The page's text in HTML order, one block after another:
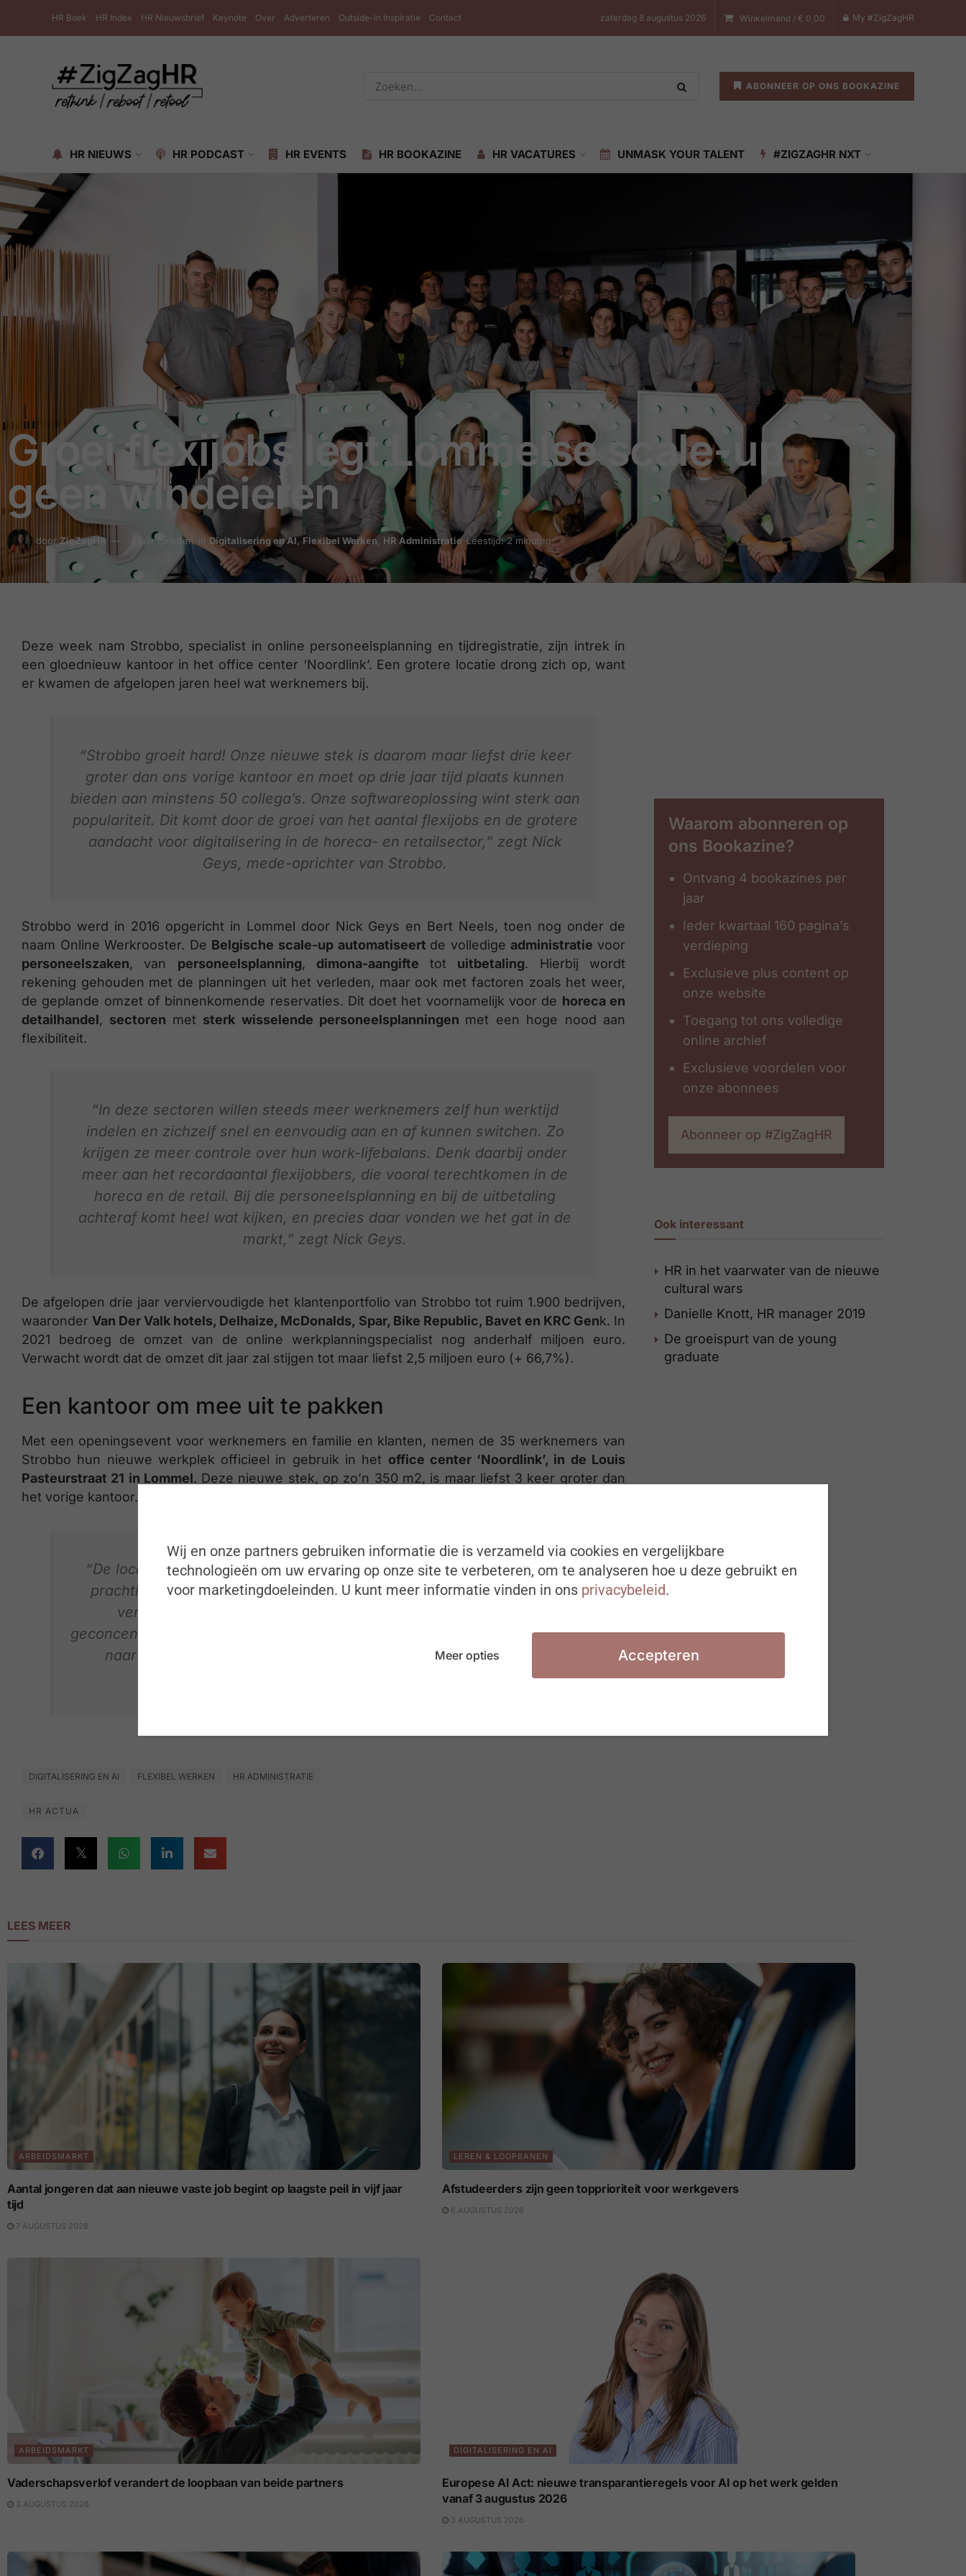
HR Boek HR Index HR Nieuwsbrief Keynote Over Adverteren Outside-in Inspiratie Contact zaterdag 8 augustus 2026 Winkelmand / € 0,00 My #ZigZagHR
ABONNEER OP ONS BOOKAZINE
HR NIEUWS HR PODCAST HR EVENTS HR BOOKAZINE HR VACATURES UNMASK YOUR TALENT #ZIGZAGHR NXT
Groei flexijobs legt Lommelse scale-up
geen windeieren
doorZigZagHR 4 jaar geleden in Digitalisering en AI, Flexibel Werken HR Administratie Leestijd: 2 minuten
Deze week nam Strobbo, specialist in online personeelsplanning en tijdregistratie, zijn intrek in
een gloednieuw kantoor in het office center ‘Noordlink’. Een grotere locatie drong zich op, want
er kwamen de afgelopen jaren heel wat werknemers bij.
“Strobbo groeit hard! Onze nieuwe stek is daarom maar liefst drie keer
groter dan ons vorige kantoor en moet op drie jaar tijd plaats kunnen
bieden aan minstens 50 collega’s. Onze softwareoplossing wint sterk aan
populariteit. Dit komt door de groei van het aantal flexijobs en de grotere
aandacht voor digitalisering in de horeca- en retailsector,” zegt Nick
Geys, mede-oprichter van Strobbo.
Strobbo werd in 2016 opgericht in Lommel door Nick Geys en Bert Neels, toen nog onder de
naam Online Werkrooster. De Belgische scale-up automatiseert de volledigeadministratievoor
personeelszaken, van personeelsplanning, dimona-aangifte tot uitbetaling. Hierbij wordt
rekening gehouden met de planningen uit het verleden, maar ook met factoren zoals het weer,
de geplande omzet of binnenkomende reservaties. Dit doet het voornamelijk voor de horeca en
detailhandel, sectoren met sterk wisselende personeelsplanningen met een hoge nood aan
flexibiliteit.
“In deze sectoren willen steeds meer werknemers zelf hun werktijd
indelen en zichzelf snel en eenvoudig aan en af kunnen switchen. Zo
krijgen ze meer controle over hun work-lifebalans. Denk daarbij onder
meer aan het recordaantal flexijobbers, die vooral terechtkomen in de
horeca en de retail. Bij die personeelsplanning en bij de uitbetaling
achteraf komt heel wat kijken, en precies daar vonden we het gat in de
markt,” zegt Nick Geys.
De afgelopen drie jaar verviervoudigde het klantenportfolio van Strobbo tot ruim 1.900 bedrijven,
waaronderVan Der Valk hotels, Delhaize, McDonalds, Spar, Bike Republic, Bavet en KRC Genk. In
2021 bedroeg de omzet van de online werkplanningspecialist nog anderhalf miljoen euro.
Verwacht wordt dat de omzet dit jaar zal stijgen tot maar liefst 2,5 miljoen euro (+ 66,7%).
Een kantoor om mee uit te pakken
Met een openingsevent voor werknemers en familie en klanten, nemen de 35 werknemers van
Strobbo hun nieuwe werkplek officieel in gebruik in het office center ‘Noordlink’, in de Louis
Pasteurstraat 21 in Lommel. Deze nieuwe stek, op zo’n 350 m2, is maar liefst 3 keer groter dan
het vorige kantoor. Op 3 jaar tijd moet deze locatie plaats bieden aan minstens 50 werknemers.
“De locatie baadt in een huiselijke sfeer, met veel natuurlijk licht, een
prachtig uitzicht, planten, gezellige koffiehoekjes, een game corner,
vergaderruimtes, … en plaatsen waar je apart kan zitten om
geconcentreerd te werken. We kunnen er echt mee uitpakken, niet alleen
naar onze huidige werknemers en klanten, maar ook naar onze
DIGITALISERING EN AI FLEXIBEL WERKEN HR ADMINISTRATIE
HR ACTUA
Waarom abonneren op
ons Bookazine?
Ontvang 4 bookazines per
jaar
Ieder kwartaal 160 pagina’s
verdieping
Exclusieve plus content op
onze website
Toegang tot ons volledige
online archief
Exclusieve voordelen voor
onze abonnees
Abonneer op #ZigZagHR
Ook interessant
HR in het vaarwater van de nieuwe
cultural wars
Danielle Knott, HR manager 2019
De groeispurt van de young
graduate
LEES MEER
ARBEIDSMARKT
Aantal jongeren dat aan nieuwe vaste job begint op laagste peil in vijf jaar
tijd
7 AUGUSTUS 2026
LEREN & LOOPBANEN
Afstudeerders zijn geen topprioriteit voor werkgevers
6 AUGUSTUS 2026
ARBEIDSMARKT
Vaderschapsverlof verandert de loopbaan van beide partners
3 AUGUSTUS 2026
DIGITALISERING EN AI
Europese AI Act: nieuwe transparantieregels voor AI op het werk gelden
vanaf 3 augustus 2026
3 AUGUSTUS 2026
Wij en onze partners gebruiken informatie die is verzameld via cookies en vergelijkbare
technologieën om uw ervaring op onze site te verbeteren, om te analyseren hoe u deze gebruikt en
voor marketingdoeleinden. U kunt meer informatie vinden in ons privacybeleid.
Meer opties Accepteren